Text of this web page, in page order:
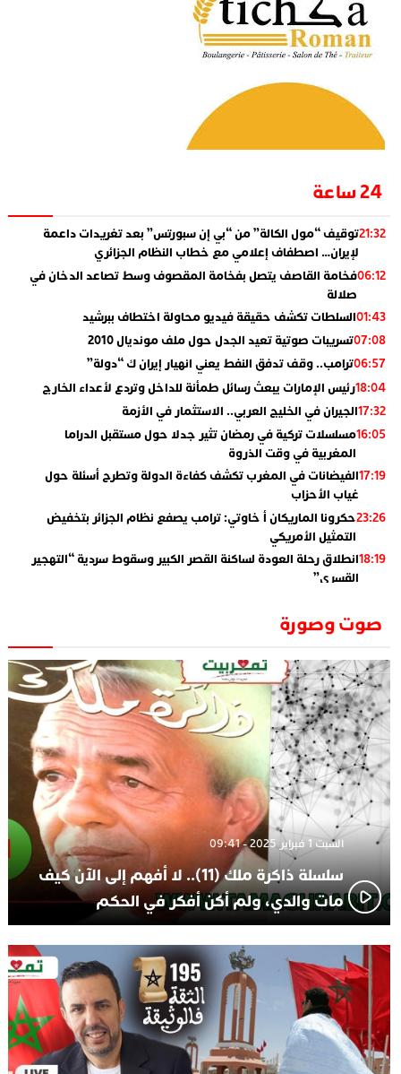
24 ساعة
21:32توقيف “مول الكالة” من “بي إن سبورتس” بعد تغريدات داعمة
لإيران… اصطفاف إعلامي مع خطاب النظام الجزائري
06:12فخامة القاصف يتصل بفخامة المقصوف وسط تصاعد الدخان في
صلالة
01:43السلطات تكشف حقيقة فيديو محاولة اختطاف ببرشيد
07:08تسريبات صوتية تعيد الجدل حول ملف مونديال 2010
06:57ترامب.. وقف تدفق النفط يعني انهيار إيران ك “دولة”
18:04رئيس الإمارات يبعث رسائل طمأنة للداخل وتردع لأعداء الخارج
17:32الجيران في الخليج العربي.. الاستثمار في الأزمة
16:05مسلسلات تركية في رمضان تثير جدلا حول مستقبل الدراما
المغربية في وقت الذروة
17:19الفيضانات في المغرب تكشف كفاءة الدولة وتطرح أسئلة حول
غياب الأحزاب
23:26حكرونا الماريكان أ خاوتي: ترامب يصفع نظام الجزائر بتخفيض
التمثيل الأمريكي
18:19انطلاق رحلة العودة لساكنة القصر الكبير وسقوط سردية “التهجير
القسري”
01:55
​”لارام”.. 3 خطوط أخرى نحو إسبانيا وهذه هي الوجهات
14:37الاعلامي حسن فاتح.. لهذا السبب يرفض بعض لاعبوا المنتخب
تعيين السكتيوي
صوت وصورة
السبت 1 فبراير 2025 - 09:41
سلسلة ذاكرة ملك (11).. لا أفهم إلى الآن كيف
مات والدي، ولم أكن أفكر في الحكم